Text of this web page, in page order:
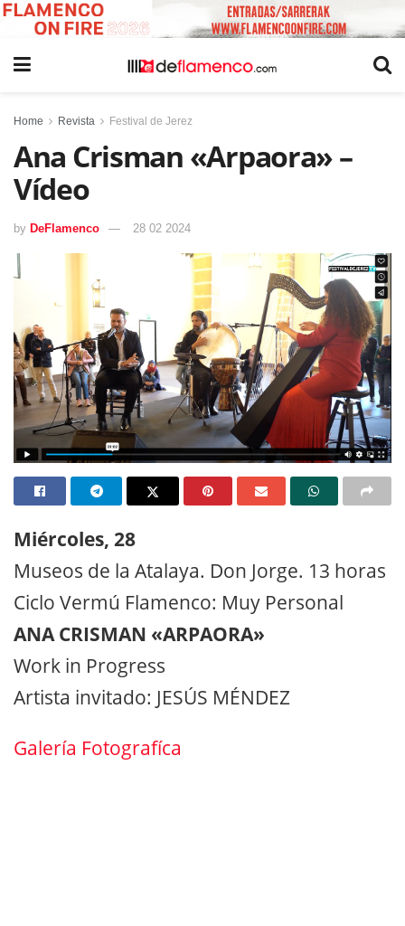
Home Revista Festival de Jerez
Ana Crisman «Arpaora» –
Vídeo
by DeFlamenco 28 02 2024
Miércoles, 28
Museos de la Atalaya. Don Jorge. 13 horas
Ciclo Vermú Flamenco: Muy Personal
ANA CRISMAN «ARPAORA»
Work in Progress
Artista invitado: JESÚS MÉNDEZ
Galería Fotografíca